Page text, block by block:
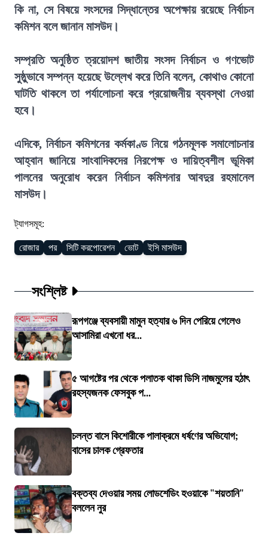
কি না, সে বিষয়ে সংসদের সিদ্ধান্তের অপেক্ষায় রয়েছে নির্বাচন
কমিশন বলে জানান মাসউদ।
সম্প্রতি অনুষ্ঠিত ত্রয়োদশ জাতীয় সংসদ নির্বাচন ও গণভোট
সুষ্ঠুভাবে সম্পন্ন হয়েছে উল্লেখ করে তিনি বলেন, কোথাও কোনো
ঘাটতি থাকলে তা পর্যালোচনা করে প্রয়োজনীয় ব্যবস্থা নেওয়া
হবে।
এদিকে, নির্বাচন কমিশনের কর্মকাণ্ড নিয়ে গঠনমূলক সমালোচনার
আহ্বান জানিয়ে সাংবাদিকদের নিরপেক্ষ ও দায়িত্বশীল ভূমিকা
পালনের অনুরোধ করেন নির্বাচন কমিশনার আবদুর রহমানেল
মাসউদ।
ট্যাগসমূহ:
রোজার পর সিটি করপোরেশন ভোট ইসি মাসউদ
সংশ্লিষ্ট
রূপগঞ্জে ব্যবসায়ী মামুন হত্যার ৬ দিন পেরিয়ে গেলেও
আসামিরা এখনো ধর...
৫ আগষ্টের পর থেকে পলাতক থাকা ডিসি নাজমুলের হঠাৎ
রহস্যজনক ফেসবুক প...
চলন্ত বাসে কিশোরীকে পালাক্রমে ধর্ষণের অভিযোগ;
বাসের চালক গ্রেফতার
বক্তব্য দেওয়ার সময় লোডশেডিং হওয়াকে "শয়তানি"
বললেন নুর